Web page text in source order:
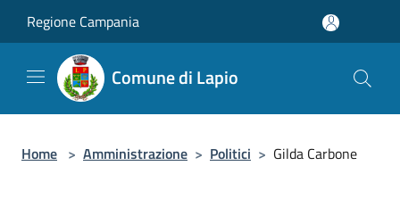
Regione Campania
Comune di Lapio
Home > Amministrazione > Politici > Gilda Carbone